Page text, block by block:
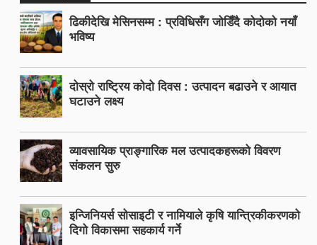
ढिकीदेखि मेसिनसम्म : प्रविधिसँग जोडिँदै कोदोको नयाँ
भविष्य
दोस्रो राष्ट्रिय कोदो दिवस : उत्पादन बढाउने र आयात
घटाउने लक्ष्य
व्यावसायिक प्राङ्गारिक मल उत्पादकहरूको विवरण
संकलन सुरु
इन्जिनियर्स सोसाइटी र नामियाले कृषि यान्त्रिकीकरणको
दिगो विकासमा सहकार्य गर्ने